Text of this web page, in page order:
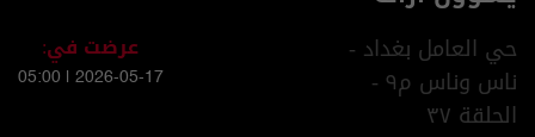
حي العامل بغداد -
ناس وناس م٩ -
الحلقة ٣٧
عرضت في:
2026-05-17 | 05:00